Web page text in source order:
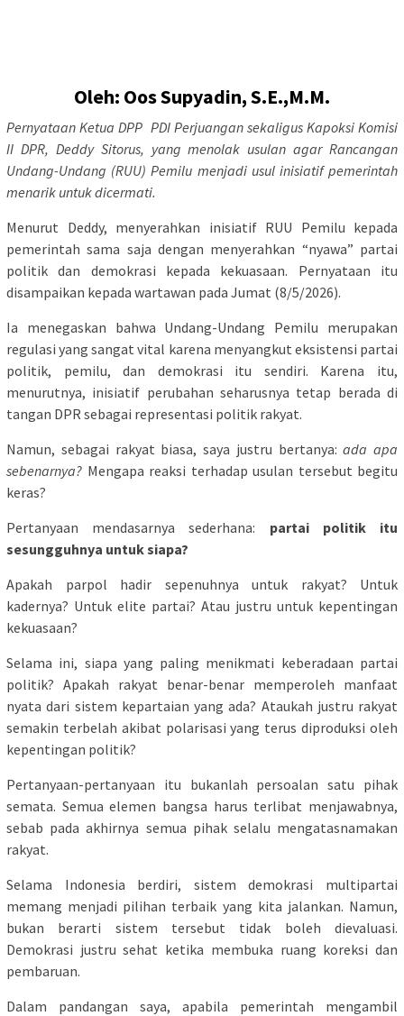
Oleh: Oos Supyadin, S.E.,M.M.
Pernyataan Ketua DPP PDI Perjuangan sekaligus Kapoksi Komisi
II DPR, Deddy Sitorus, yang menolak usulan agar Rancangan
Undang-Undang (RUU) Pemilu menjadi usul inisiatif pemerintah
menarik untuk dicermati.
Menurut Deddy, menyerahkan inisiatif RUU Pemilu kepada
pemerintah sama saja dengan menyerahkan “nyawa” partai
politik dan demokrasi kepada kekuasaan. Pernyataan itu
disampaikan kepada wartawan pada Jumat (8/5/2026).
Ia menegaskan bahwa Undang-Undang Pemilu merupakan
regulasi yang sangat vital karena menyangkut eksistensi partai
politik, pemilu, dan demokrasi itu sendiri. Karena itu,
menurutnya, inisiatif perubahan seharusnya tetap berada di
tangan DPR sebagai representasi politik rakyat.
Namun, sebagai rakyat biasa, saya justru bertanya:ada apa
sebenarnya? Mengapa reaksi terhadap usulan tersebut begitu
keras?
Pertanyaan mendasarnya sederhana: partai politik itu
sesungguhnya untuk siapa?
Apakah parpol hadir sepenuhnya untuk rakyat? Untuk
kadernya? Untuk elite partai? Atau justru untuk kepentingan
kekuasaan?
Selama ini, siapa yang paling menikmati keberadaan partai
politik? Apakah rakyat benar-benar memperoleh manfaat
nyata dari sistem kepartaian yang ada? Ataukah justru rakyat
semakin terbelah akibat polarisasi yang terus diproduksi oleh
kepentingan politik?
Pertanyaan-pertanyaan itu bukanlah persoalan satu pihak
semata. Semua elemen bangsa harus terlibat menjawabnya,
sebab pada akhirnya semua pihak selalu mengatasnamakan
rakyat.
Selama Indonesia berdiri, sistem demokrasi multipartai
memang menjadi pilihan terbaik yang kita jalankan. Namun,
bukan berarti sistem tersebut tidak boleh dievaluasi.
Demokrasi justru sehat ketika membuka ruang koreksi dan
pembaruan.
Dalam pandangan saya, apabila pemerintah mengambil